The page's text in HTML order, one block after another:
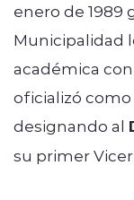
enero de 1989
Municipalidad
académica
oficializó
designando al
su primer